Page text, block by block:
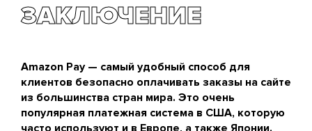
ЗАКЛЮЧЕНИЕ
Amazon Pay — самый удобный способ для
клиентов безопасно оплачивать заказы на сайте
из большинства стран мира. Это очень
популярная платежная система в США, которую